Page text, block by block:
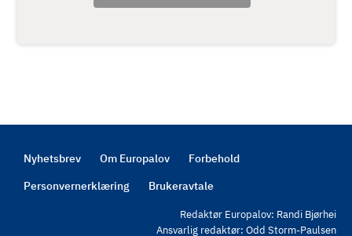
Footer
Nyhetsbrev Om Europalov
Forbehold
Personvernerklæring
Brukeravtale
Redaktør Europalov: Randi Bjørhei
Ansvarlig redaktør: Odd Storm-Paulsen